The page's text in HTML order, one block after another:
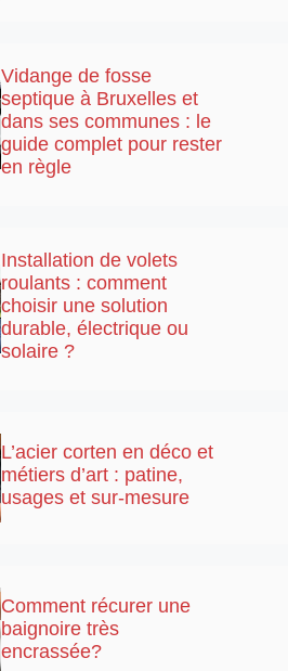
Vidange de fosse
septique à Bruxelles et
dans ses communes : le
guide complet pour rester
en règle
Installation de volets
roulants : comment
choisir une solution
durable, électrique ou
solaire ?
L’acier corten en déco et
métiers d’art : patine,
usages et sur-mesure
Comment récurer une
baignoire très
encrassée?